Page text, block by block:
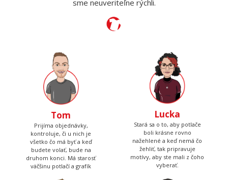
sme neuveriteľne rýchli.
Tom
Prijíma objednávky,
kontroluje, či u nich je
všetko čo má byť a keď
budete volať, bude na
druhom konci. Má starosť
väčšinu potlačí a grafík
Lucka
Stará sa o to, aby potlače
boli krásne rovno
nažehlené a keď nemá čo
žehliť, tak pripravuje
motívy, aby ste mali z čoho
vyberať.